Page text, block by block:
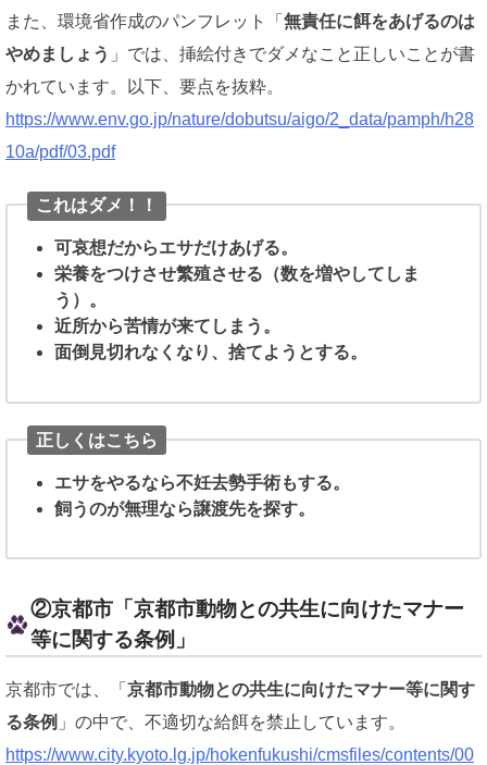
また、環境省作成のパンフレット「 無責任に餌をあげるのは
やめましょう 」では、挿絵付きでダメなこと正しいことが書
かれています。以下、要点を抜粋。
https://www.env.go.jp/nature/dobutsu/aigo/2_data/pamph/h28
10a/pdf/03.pdf
これはダメ！！
可哀想だからエサだけあげる。
栄養をつけさせ繁殖させる（数を増やしてしま
う）。
近所から苦情が来てしまう。
面倒見切れなくなり、捨てようとする。
正しくはこちら
エサをやるなら不妊去勢手術もする。
飼うのが無理なら譲渡先を探す。
②京都市「京都市動物との共生に向けたマナー
等に関する条例」
京都市では、「 京都市動物との共生に向けたマナー等に関す
る条例 」の中で、不適切な給餌を禁止しています。
https://www.city.kyoto.lg.jp/hokenfukushi/cmsfiles/contents/00